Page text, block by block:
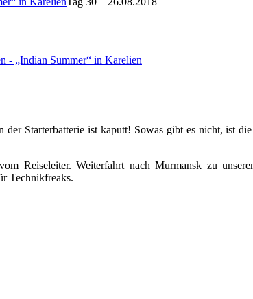
- „Indian Summer“ in Karelien
Starterbatterie ist kaputt! Sowas gibt es nicht, ist
Reiseleiter. Weiterfahrt nach Murmansk zu
Technikfreaks.